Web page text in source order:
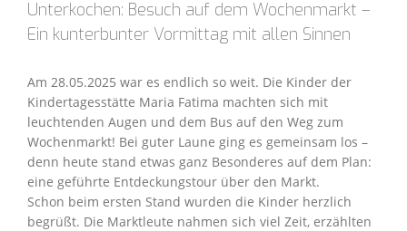
Unterkochen: Besuch auf dem Wochenmarkt –
Ein kunterbunter Vormittag mit allen Sinnen
Am 28.05.2025 war es endlich so weit. Die Kinder der
Kindertagesstätte Maria Fatima machten sich mit
leuchtenden Augen und dem Bus auf den Weg zum
Wochenmarkt! Bei guter Laune ging es gemeinsam los –
denn heute stand etwas ganz Besonderes auf dem Plan:
eine geführte Entdeckungstour über den Markt.
Schon beim ersten Stand wurden die Kinder herzlich
begrüßt. Die Marktleute nahmen sich viel Zeit, erzählten